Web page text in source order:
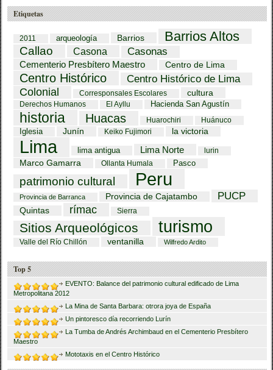
Etiquetas
2011 arqueología Barrios Barrios Altos
Callao Casona Casonas
Cementerio Presbítero Maestro Centro de Lima
Centro Histórico
Centro Histórico de Lima
Colonial
Corresponsales Escolares cultura
Derechos Humanos El Ayllu Hacienda San Agustín
historia Huacas Huarochiri Huánuco
Iglesia Junín Keiko Fujimori la victoria
Lima lima antigua Lima Norte lurin
Marco Gamarra Ollanta Humala Pasco
patrimonio cultural Peru
Provincia de Barranca Provincia de Cajatambo PUCP
Quintas rímac Sierra
Sitios Arqueológicos turismo
Valle del Río Chillón ventanilla Wilfredo Ardito
Top 5
EVENTO: Balance del patrimonio cultural edificado de Lima
Metropolitana 2012
La Mina de Santa Barbara: otrora joya de España
Un pintoresco día recorriendo Lurín
La Tumba de Andrés Archimbaud en el Cementerio Presbítero
Maestro
Mototaxis en el Centro Histórico